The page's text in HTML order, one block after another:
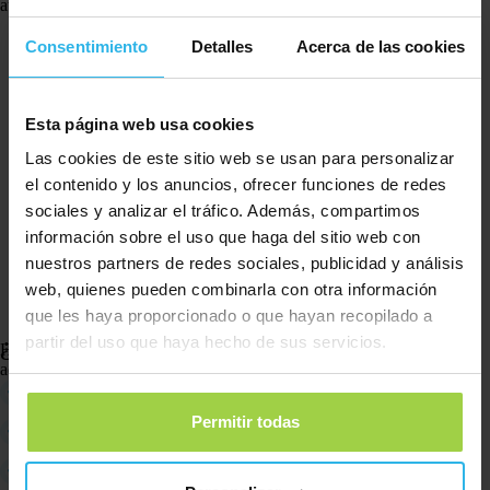
Consentimiento Detalles Acerca de las cookies
Esta página web usa cookies
Las cookies de este sitio web se usan para personalizar
el contenido y los anuncios, ofrecer funciones de redes
sociales y analizar el tráfico. Además, compartimos
información sobre el uso que haga del sitio web con
nuestros partners de redes sociales, publicidad y análisis
web, quienes pueden combinarla con otra información
que les haya proporcionado o que hayan recopilado a
partir del uso que haya hecho de sus servicios.
Permitir todas
atención sanitaria dentro de 20 años.
¿Qué productos de apoyo para el cuidado hay?
Hay varios tipos de herramientas que pueden facilitar la atención sanitaria;
aquí tienes una pequeña selección:
Rastreadores GPSorelojes GPSpara la detección de extravíos
Sensores de movimiento